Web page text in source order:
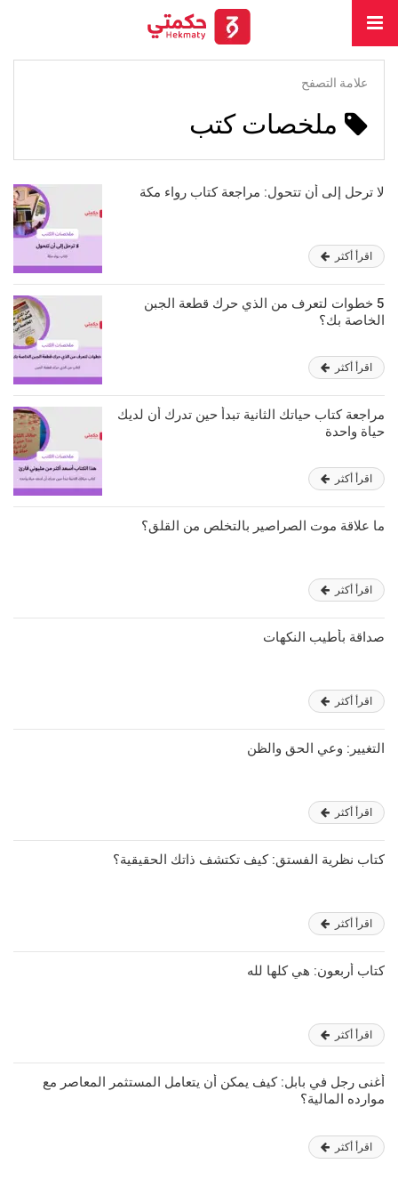
علامة التصفح
ملخصات كتب
لا ترحل إلى أن تتحول: مراجعة كتاب رواء مكة
اقرأ أكثر
5 خطوات لتعرف من الذي حرك قطعة الجبن
الخاصة بك؟
اقرأ أكثر
مراجعة كتاب حياتك الثانية تبدأ حين تدرك أن لديك
حياة واحدة
اقرأ أكثر
ما علاقة موت الصراصير بالتخلص من القلق؟
اقرأ أكثر
صداقة بأطيب النكهات
اقرأ أكثر
التغيير: وعي الحق والظن
اقرأ أكثر
كتاب نظرية الفستق: كيف تكتشف ذاتك الحقيقية؟
اقرأ أكثر
كتاب أربعون: هي كلها لله
اقرأ أكثر
أغنى رجل في بابل: كيف يمكن أن يتعامل المستثمر المعاصر مع
موارده المالية؟
اقرأ أكثر